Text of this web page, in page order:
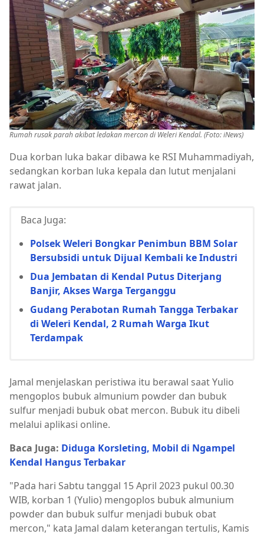
Rumah rusak parah akibat ledakan mercon di Weleri Kendal. (Foto: iNews)
Dua korban luka bakar dibawa ke RSI Muhammadiyah,
sedangkan korban luka kepala dan lutut menjalani
rawat jalan.
Baca Juga:
Polsek Weleri Bongkar Penimbun BBM Solar
Bersubsidi untuk Dijual Kembali ke Industri
Dua Jembatan di Kendal Putus Diterjang
Banjir, Akses Warga Terganggu
Gudang Perabotan Rumah Tangga Terbakar
di Weleri Kendal, 2 Rumah Warga Ikut
Terdampak
Jamal menjelaskan peristiwa itu berawal saat Yulio
mengoplos bubuk almunium powder dan bubuk
sulfur menjadi bubuk obat mercon. Bubuk itu dibeli
melalui aplikasi online.
Baca Juga: Diduga Korsleting, Mobil di Ngampel
Kendal Hangus Terbakar
"Pada hari Sabtu tanggal 15 April 2023 pukul 00.30
WIB, korban 1 (Yulio) mengoplos bubuk almunium
powder dan bubuk sulfur menjadi bubuk obat
mercon," kata Jamal dalam keterangan tertulis, Kamis